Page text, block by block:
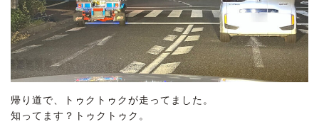
帰り道で、トゥクトゥクが走ってました。
知ってます？トゥクトゥク。